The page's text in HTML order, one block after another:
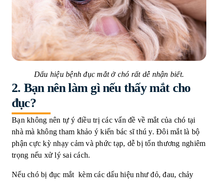
Dấu hiệu bệnh đục mắtở chó rất dễ nhận biết.
2. Bạn nên làm gì nếu thấy mắt cho
đục?
Bạn không nên tự ý điều trị các vấn đề về mắt của chó tại
nhà mà không tham khảo ý kiến bác sĩ thú y. Đôi mắt là bộ
phận cực kỳ nhạy cảm và phức tạp, dễ bị tổn thương nghiêm
trọng nếu xử lý sai cách.
Nếu chó bị đục mắt kèm các dấu hiệu như đỏ, đau, chảy